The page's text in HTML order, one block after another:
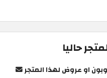
حاليا
او عروض لهذا المتجر